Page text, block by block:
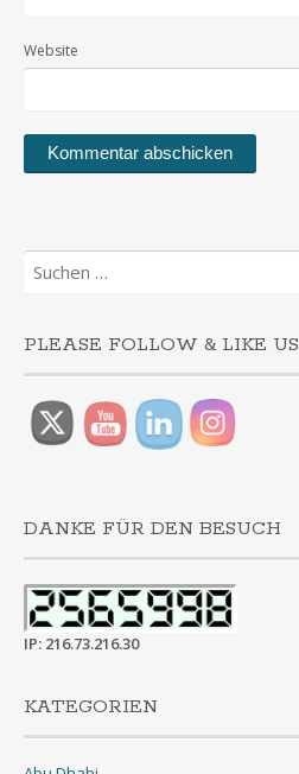
Website
Suchen
nach:
PLEASE FOLLOW & LIKE US
DANKE FÜR DEN BESUCH
IP: 216.73.216.30
KATEGORIEN